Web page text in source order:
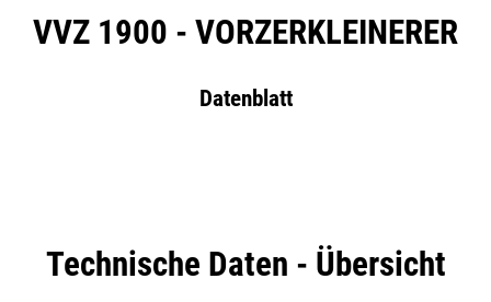
VVZ 1900 - VORZERKLEINERER
Datenblatt
Technische Daten - Übersicht